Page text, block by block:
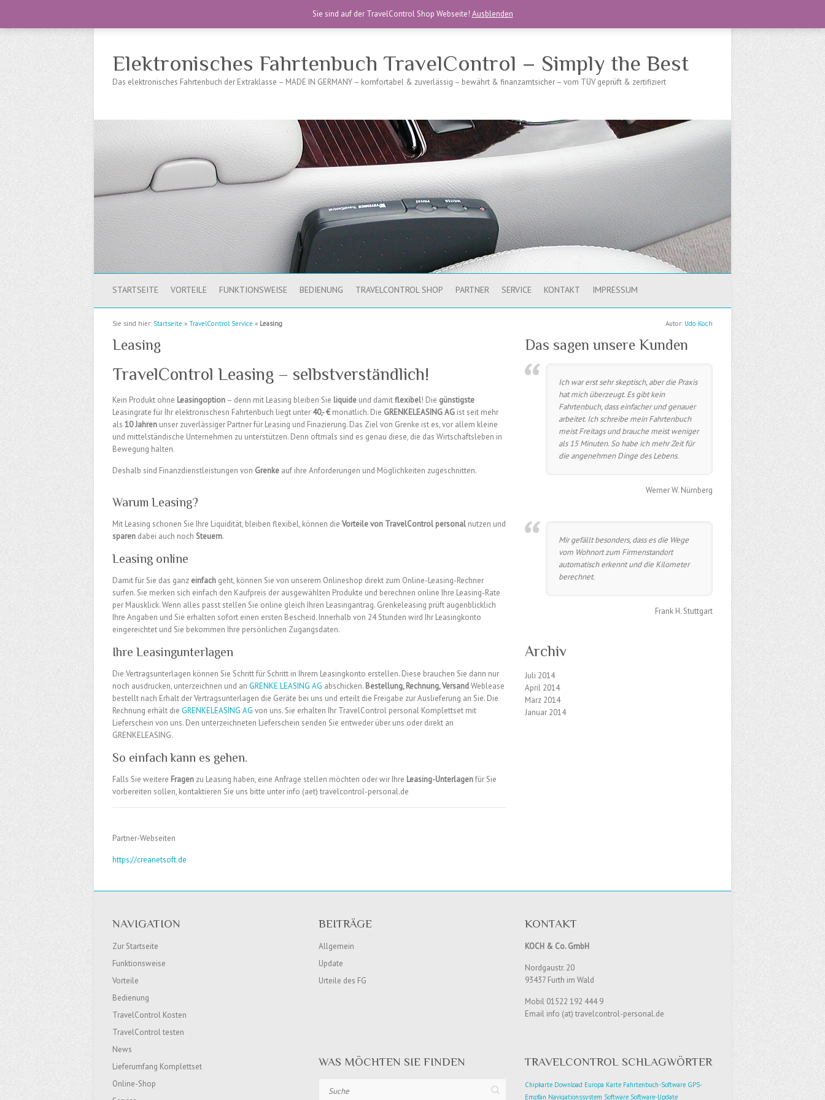
Elektronisches Fahrtenbuch TravelControl – Simply the Best
Das elektronisches Fahrtenbuch der Extraklasse – MADE IN GERMANY – komfortabel & zuverlässig – bewährt & finanzamtsicher – vom TÜV geprüft & zertifiziert
STARTSEITE VORTEILE FUNKTIONSWEISE BEDIENUNG TRAVELCONTROL SHOP PARTNER SERVICE KONTAKT IMPRESSUM
Autor: Udo Koch
Sie sind hier: Startseite » TravelControl Service » Leasing
Leasing
TravelControl Leasing – selbstverständlich!
Kein Produkt ohne Leasingoption – denn mit Leasing bleiben Sie liquide und damitflexibel! Die günstigste
Leasingrate für Ihr elektronischesn Fahrtenbuch liegt unter 40,- €monatlich. Die GRENKELEASING AG ist seit mehr
als 10 Jahren unser zuverlässiger Partner für Leasing und Finazierung. Das Ziel von Grenke ist es, vor allem kleine
und mittelständische Unternehmen zu unterstützen. Denn oftmals sind es genau diese, die das Wirtschaftsleben in
Bewegung halten.
Deshalb sind Finanzdienstleistungen von Grenke auf ihre Anforderungen und Möglichkeiten zugeschnitten.
Warum Leasing?
Mit Leasing schonen Sie Ihre Liquidität, bleiben flexibel, können die Vorteile von TravelControl personal nutzen und
sparen dabei auch noch Steuern.
Leasing online
Damit für Sie das ganz einfach geht, können Sie von unserem Onlineshop direkt zum Online-Leasing-Rechner
surfen. Sie merken sich einfach den Kaufpreis der ausgewählten Produkte und berechnen online Ihre Leasing-Rate
per Mausklick. Wenn alles passt stellen Sie online gleich Ihren Leasingantrag. Grenkeleasing prüft augenblicklich
Ihre Angaben und Sie erhalten sofort einen ersten Bescheid. Innerhalb von 24 Stunden wird Ihr Leasingkonto
eingereichtet und Sie bekommen Ihre persönlichen Zugangsdaten.
Ihre Leasingunterlagen
Die Vertragsunterlagen können Sie Schritt für Schritt in Ihrem Leasingkonto erstellen. Diese brauchen Sie dann nur
noch ausdrucken, unterzeichnen und an GRENKE LEASING AG abschicken. Bestellung, Rechnung, VersandWeblease
bestellt nach Erhalt der Vertragsunterlagen die Geräte bei uns und erteilt die Freigabe zur Auslieferung an Sie. Die
Rechnung erhält die GRENKELEASING AG von uns. Sie erhalten Ihr TravelControl personal Komplettset mit
Lieferschein von uns. Den unterzeichneten Lieferschein senden Sie entweder über uns oder direkt an
GRENKELEASING.
So einfach kann es gehen.
Falls Sie weitere Fragen zu Leasing haben, eine Anfrage stellen möchten oder wir Ihre Leasing-Unterlagenfür Sie
vorbereiten sollen, kontaktieren Sie uns bitte unter info (aet) travelcontrol-personal.de
Partner-Webseiten
https://creanetsoft.de
Das sagen unsere Kunden
Ich war erst sehr skeptisch, aber die Praxis
hat mich überzeugt. Es gibt kein
Fahrtenbuch, dass einfacher und genauer
arbeitet. Ich schreibe mein Fahrtenbuch
meist Freitags und brauche meist weniger
als 15 Minuten. So habe ich mehr Zeit für
die angenehmen Dinge des Lebens.
Werner W. Nürnberg
Mir gefällt besonders, dass es die Wege
vom Wohnort zum Firmenstandort
automatisch erkennt und die Kilometer
berechnet.
Frank H. Stuttgart
Archiv
Juli 2014
April 2014
März 2014
Januar 2014
NAVIGATION
Zur Startseite
Funktionsweise
Vorteile
Bedienung
TravelControl Kosten
TravelControl testen
News
Lieferumfang Komplettset
Online-Shop
BEITRÄGE
Allgemein
Update
Urteile des FG
KONTAKT
KOCH & Co. GmbH
Nordgaustr. 20
93437 Furth im Wald
Mobil 01522 192 444 9
Email info (at) travelcontrol-personal.de
WAS MÖCHTEN SIE FINDEN TRAVELCONTROL SCHLAGWÖRTER
Chipkarte Download Europa Karte Fahrtenbuch-Software GPS-
Empfan Navigationssystem Software Software-Update
Sie sind auf der TravelControl Shop Webseite! Ausblenden